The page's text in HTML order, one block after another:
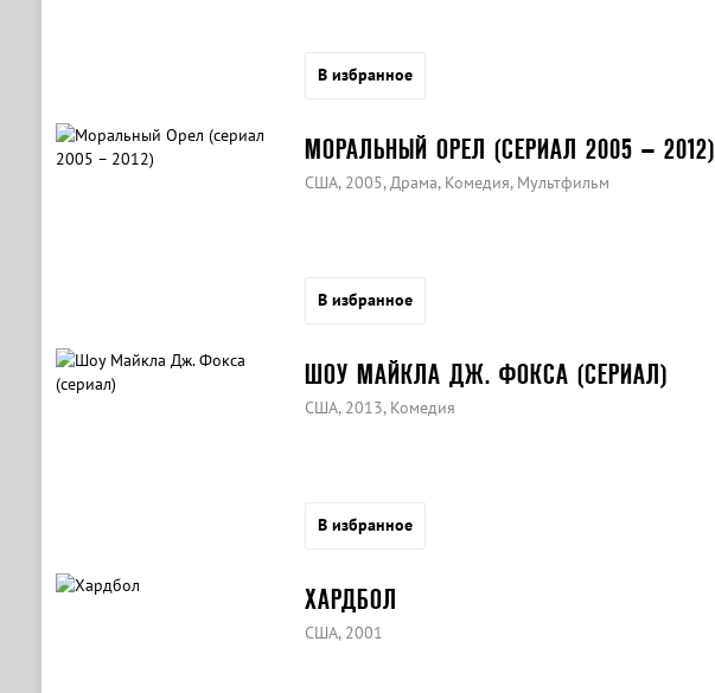
В избранное
МОРАЛЬНЫЙ ОРЕЛ (СЕРИАЛ 2005 – 2012)
США, 2005, Драма, Комедия, Мультфильм
В избранное
ШОУ МАЙКЛА ДЖ. ФОКСА (СЕРИАЛ)
США, 2013, Комедия
В избранное
ХАРДБОЛ
США, 2001